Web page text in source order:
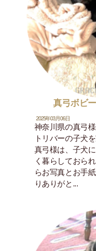
真弓ボビ
2025年03月06日
神奈川県の真弓
トリバーの子犬
真弓様は、子犬
く暮らしておら
らお写真とお手
りありがと...